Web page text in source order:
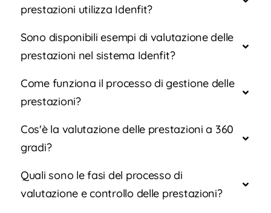
prestazioni utilizza Idenfit?
Sono disponibili esempi di valutazione delle
prestazioni nel sistema Idenfit?
Come funziona il processo di gestione delle
prestazioni?
Cos'è la valutazione delle prestazioni a 360
gradi?
Quali sono le fasi del processo di
valutazione e controllo delle prestazioni?